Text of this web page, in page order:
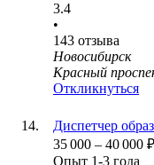
3.4
•
143 отзыва
Новосибирск
Красный
Откликнуться
Диспетчер
35 000 – 40 000 ₽
Опыт 1-3 года